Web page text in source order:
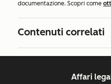
documentazione. Scopri come
Contenuti correlati
Affari